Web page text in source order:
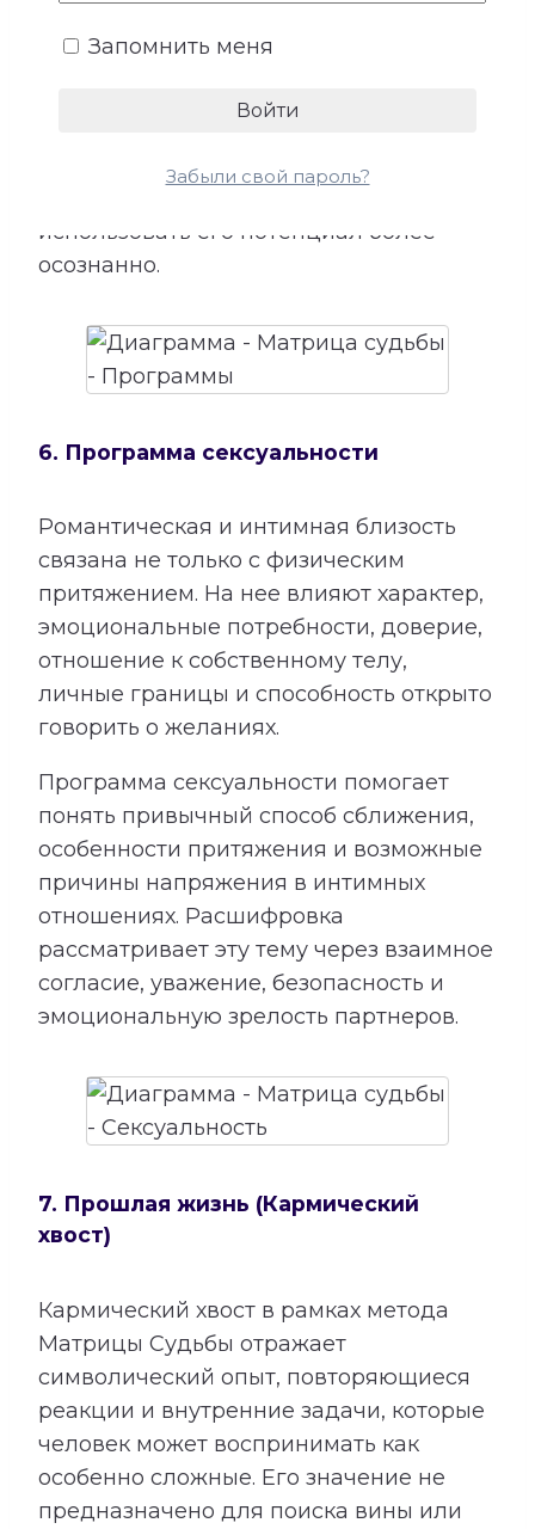
обязательно произойдут. Расшифровка
сочетания, возможные трудности и
использовать его потенциал более
осознанно.
6. Программа сексуальности
Романтическая и интимная близость
связана не только с физическим
притяжением. На нее влияют характер,
эмоциональные потребности, доверие,
отношение к собственному телу,
личные границы и способность открыто
говорить о желаниях.
Программа сексуальности помогает
понять привычный способ сближения,
особенности притяжения и возможные
причины напряжения в интимных
отношениях. Расшифровка
рассматривает эту тему через взаимное
согласие, уважение, безопасность и
эмоциональную зрелость партнеров.
7. Прошлая жизнь (Кармический
хвост)
Кармический хвост в рамках метода
Матрицы Судьбы отражает
символический опыт, повторяющиеся
реакции и внутренние задачи, которые
человек может воспринимать как
особенно сложные. Его значение не
предназначено для поиска вины или
Запомнить меня
Забыли свой пароль?